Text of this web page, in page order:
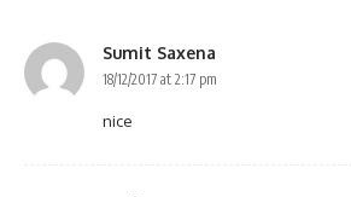
Sumit Saxena
18/12/2017 at 2:17 pm
nice